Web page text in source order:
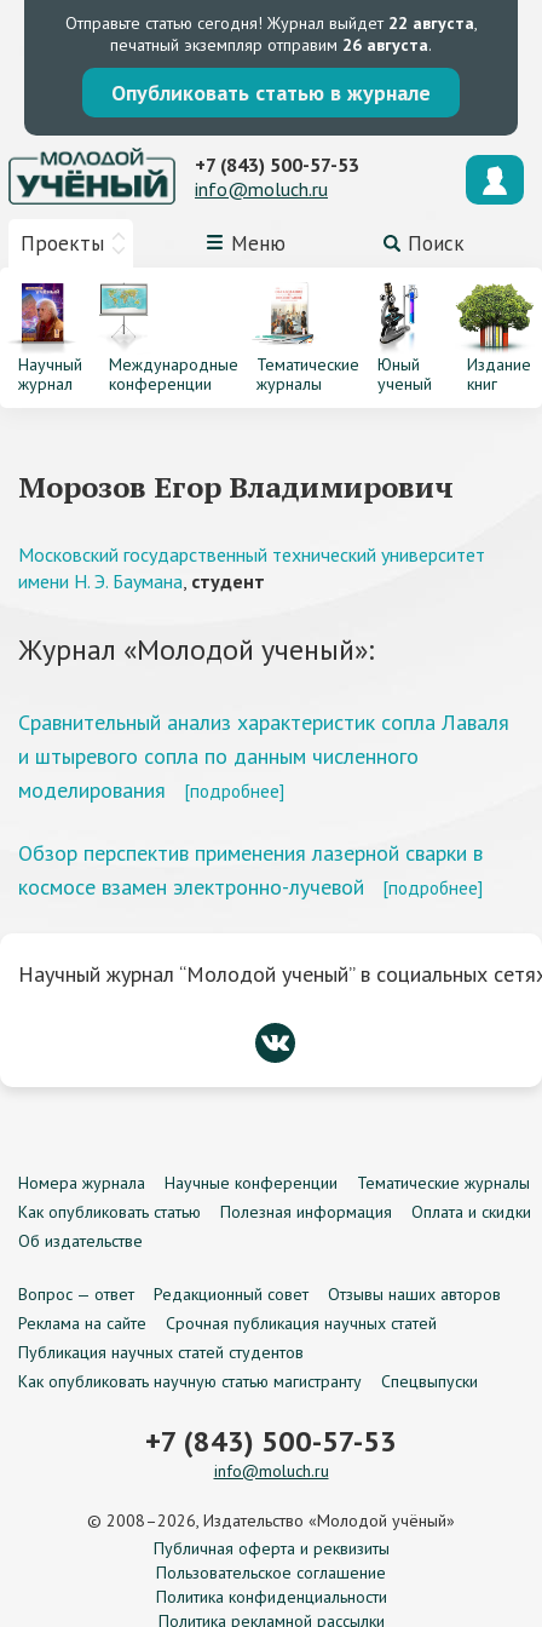
Отправьте статью сегодня! Журнал выйдет 22 августа,
печатный экземпляр отправим 26 августа.
Опубликовать статью в журнале
Проекты Меню Поиск
+7 (843) 500-57-53
info@moluch.ru
Научный
журнал
Международные
конференции
Тематические
журналы
Юный
ученый
Издание
книг
Морозов Егор Владимирович
Московский государственный технический университет
имени Н. Э. Баумана, студент
Журнал «Молодой ученый»:
Сравнительный анализ характеристик сопла Лаваля
и штыревого сопла по данным численного
моделирования
[подробнее]
Обзор перспектив применения лазерной сварки в
космосе взамен электронно-лучевой
[подробнее]
Научный журнал “Молодой ученый” в социальных
Номера журнала Научные конференции
Тематические журналы
Как опубликовать статью
Полезная информация
Оплата и скидки
Об издательстве
Вопрос — ответ Редакционный совет
Отзывы наших авторов
Реклама на сайте
Срочная публикация научных статей
Публикация научных статей студентов
Как опубликовать научную статью магистранту
Спецвыпуски
+7 (843) 500-57-53
info@moluch.ru
© 2008–2026, Издательство «Молодой учёный»
Публичная оферта и реквизиты
Пользовательское соглашение
Политика конфиденциальности
Политика рекламной рассылки